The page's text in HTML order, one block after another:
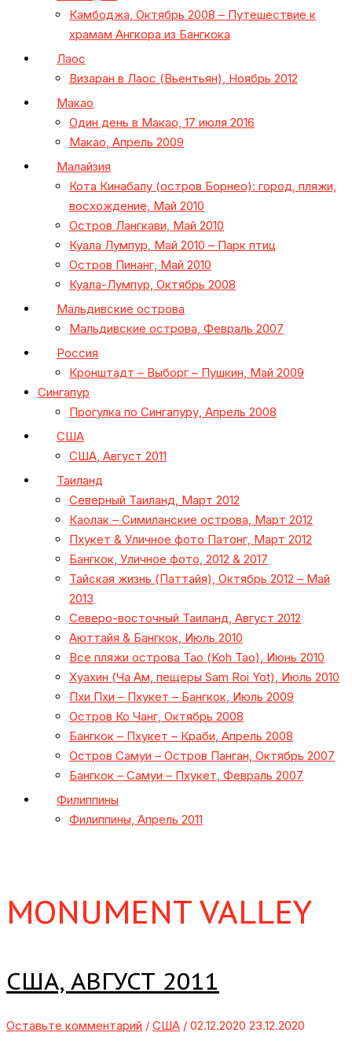
Камбоджа, Октябрь 2008 – Путешествие к
храмам Ангкора из Бангкока
Лаос
Визаран в Лаос (Вьентьян), Ноябрь 2012
Макао
Один день в Макао, 17 июля 2016
Макао, Апрель 2009
Малайзия
Кота Кинабалу (остров Борнео): город, пляжи,
восхождение, Май 2010
Остров Лангкави, Май 2010
Куала Лумпур, Май 2010 – Парк птиц
Остров Пинанг, Май 2010
Куала-Лумпур, Октябрь 2008
Мальдивские острова
Мальдивские острова, Февраль 2007
Россия
Кронштадт – Выборг – Пушкин, Май 2009
Сингапур
Прогулка по Сингапуру, Апрель 2008
США
США, Август 2011
Таиланд
Северный Таиланд, Март 2012
Каолак – Симиланские острова, Март 2012
Пхукет & Уличное фото Патонг, Март 2012
Бангкок, Уличное фото, 2012 & 2017
Тайская жизнь (Паттайя), Октябрь 2012 – Май
2013
Северо-восточный Таиланд, Август 2012
Аюттайя & Бангкок, Июль 2010
Все пляжи острова Тао (Koh Tao), Июнь 2010
Хуахин (Ча Ам, пещеры Sam Roi Yot), Июль 2010
Пхи Пхи – Пхукет – Бангкок, Июль 2009
Остров Ко Чанг, Октябрь 2008
Бангкок – Пхукет – Краби, Апрель 2008
Остров Самуи – Остров Панган, Октябрь 2007
Бангкок – Самуи – Пхукет, Февраль 2007
Филиппины
Филиппины, Апрель 2011
MONUMENT VALLEY
США, АВГУСТ 2011
Оставьте комментарий / США / 02.12.2020 23.12.2020